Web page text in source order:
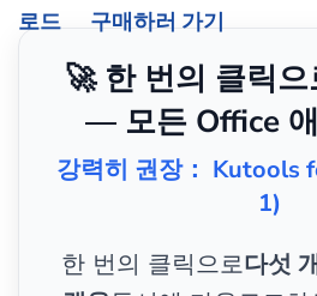
로드
구매하러 가기
🚀 한 번의 클릭
— 모든 Office
강력히 권장： Kutools
1)
한 번의 클릭으로다섯